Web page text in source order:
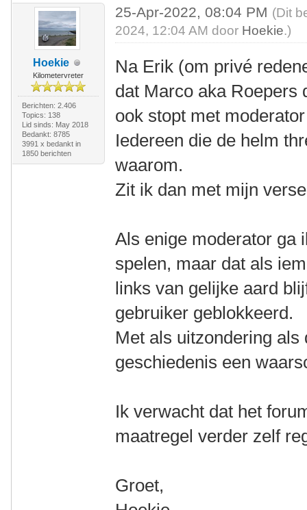
Hoekie
Kilometervreter
Berichten: 2.406
Topics: 138
Lid sinds: May 2018
Bedankt: 8785
3991 x bedankt in
1850 berichten
25-Apr-2022, 08:04 PM (Dit
2024, 12:04 AM door Hoekie.)
Na Erik (om privé
dat Marco aka Roepers
ook stopt met
Iedereen die de helm
waarom.
Zit ik dan met mijn
Als enige moderator ga
spelen, maar dat als
links van gelijke aard
gebruiker geblokkeerd.
Met als uitzondering als
geschiedenis een
Ik verwacht dat het
maatregel verder zelf
Groet,